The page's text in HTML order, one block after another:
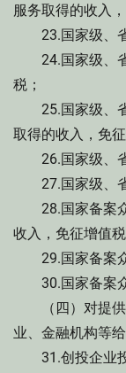
服务取得的收入
23.国家级、省
24.国家级、省
税；
25.国家级、省
取得的收入，免征
26.国家级、省
27.国家级、省
28.国家备案众
收入，免征增值税
29.国家备案众
30.国家备案众
（四）对提供
业、金融机构等
31.创投企业投